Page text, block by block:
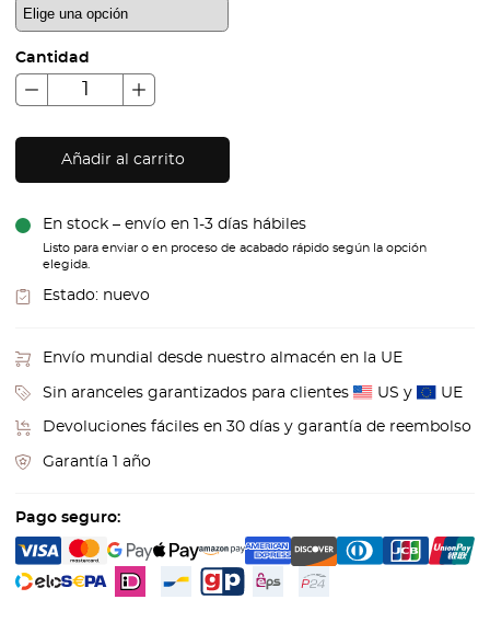
Cantidad
Añadir al carrito
En stock – envío en 1-3 días hábiles
Listo para enviar o en proceso de acabado rápido según la opción
elegida.
Estado: nuevo
Envío mundial desde nuestro almacén en la UE
Sin aranceles garantizados para clientes US y UE
Devoluciones fáciles en 30 días y garantía de reembolso
Garantía 1 año
Pago seguro: